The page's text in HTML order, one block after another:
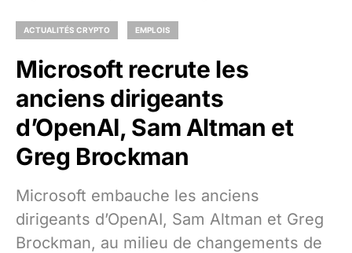
ACTUALITÉS CRYPTO EMPLOIS
Microsoft recrute les
anciens dirigeants
d’OpenAI, Sam Altman et
Greg Brockman
Microsoft embauche les anciens
dirigeants d’OpenAI, Sam Altman et Greg
Brockman, au milieu de changements de